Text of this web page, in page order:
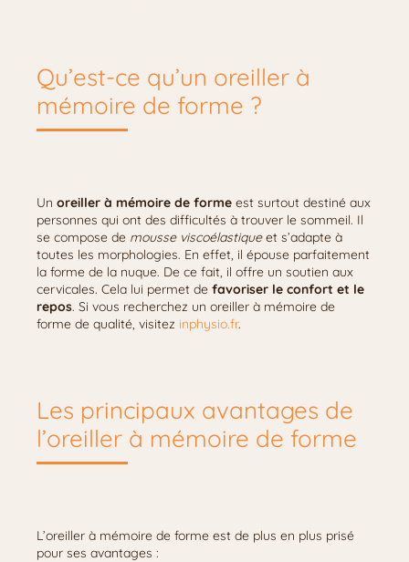
Qu’est-ce qu’un oreiller à
mémoire de forme ?
Un oreiller à mémoire de forme est surtout destiné aux
personnes qui ont des difficultés à trouver le sommeil. Il
se compose de mousse viscoélastiqueet s’adapte à
toutes les morphologies. En effet, il épouse parfaitement
la forme de la nuque. De ce fait, il offre un soutien aux
cervicales. Cela lui permet de favoriser le confort et le
repos. Si vous recherchez un oreiller à mémoire de
forme de qualité, visitez inphysio.fr.
Les principaux avantages de
l’oreiller à mémoire de forme
L’oreiller à mémoire de forme est de plus en plus prisé
pour ses avantages :